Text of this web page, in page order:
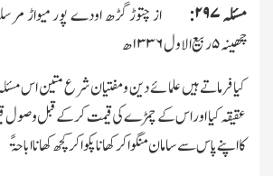
مسئلہ۲۹۷:
از چتوڑ گڑھ اودے پور میواڑ مرسلہ
چھینہ۵ربیع الاول۱۳۳۶ھ
کیا فرماتے ہیں علمائے دین ومفتیان شرع متین اس
عقیقہ کیا اور اس کے چمڑے کی قیمت کرکے قبل
کا اپنے پاس سے سامان منگواکر کھانا پکوا کر کچھ کھانا اباحۃً